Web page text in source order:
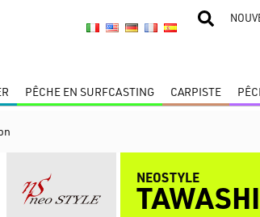
PÊCHE EN SURFCASTING CARPISTE
NEOSTYLE